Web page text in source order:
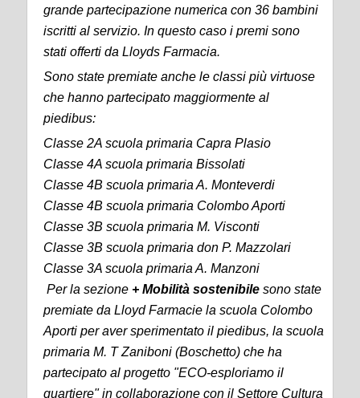
grande partecipazione numerica con 36 bambini
iscritti al servizio. In questo caso i premi sono
stati offerti da Lloyds Farmacia.
Sono state premiate anche le classi più virtuose
che hanno partecipato maggiormente al
piedibus:
Classe 2A scuola primaria Capra Plasio
Classe 4A scuola primaria Bissolati
Classe 4B scuola primaria A. Monteverdi
Classe 4B scuola primaria Colombo Aporti
Classe 3B scuola primaria M. Visconti
Classe 3B scuola primaria don P. Mazzolari
Classe 3A scuola primaria A. Manzoni
Per la sezione + Mobilità sostenibile sono state
premiate da Lloyd Farmacie la scuola Colombo
Aporti per aver sperimentato il piedibus, la scuola
primaria M. TZaniboni (Boschetto) che ha
partecipato al progetto "ECO-esploriamo il
quartiere" in collaborazione con il Settore Cultura